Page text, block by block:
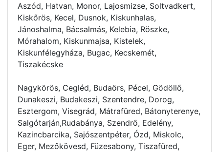
Aszód, Hatvan, Monor, Lajosmizse, Soltvadkert,
Kiskőrös, Kecel, Dusnok, Kiskunhalas,
Jánoshalma, Bácsalmás, Kelebia, Röszke,
Mórahalom, Kiskunmajsa, Kistelek,
Kiskunfélegyháza, Bugac, Kecskemét,
Tiszakécske
Nagykörös, Cegléd, Budaörs, Pécel, Gödöllő,
Dunakeszi, Budakeszi, Szentendre, Dorog,
Esztergom, Visegrád, Mátrafüred, Bátonyterenye,
Salgótarján,Rudabánya, Szendrő, Edelény,
Kazincbarcika, Sajószentpéter, Ózd, Miskolc,
Eger, Mezőkövesd, Füzesabony, Tiszafüred,